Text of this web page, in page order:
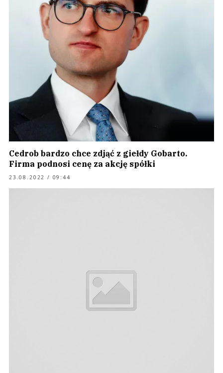
Cedrob bardzo chce zdjąć z giełdy Gobarto.
Firma podnosi cenę za akcję spółki
23.08.2022 / 09:44